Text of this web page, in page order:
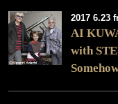
2017 6.23
AI
with